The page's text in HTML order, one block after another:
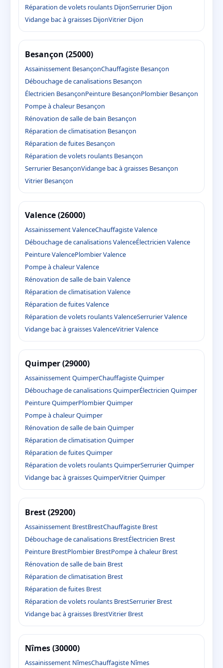
Réparation de volets roulants DijonSerrurier Dijon
Vidange bac à graisses DijonVitrier Dijon
Besançon (25000)
Assainissement BesançonChauffagiste Besançon
Débouchage de canalisations Besançon
Électricien BesançonPeinture BesançonPlombier Besançon
Pompe à chaleur Besançon
Rénovation de salle de bain Besançon
Réparation de climatisation Besançon
Réparation de fuites Besançon
Réparation de volets roulants Besançon
Serrurier BesançonVidange bac à graisses Besançon
Vitrier Besançon
Valence (26000)
Assainissement ValenceChauffagiste Valence
Débouchage de canalisations ValenceÉlectricien Valence
Peinture ValencePlombier Valence
Pompe à chaleur Valence
Rénovation de salle de bain Valence
Réparation de climatisation Valence
Réparation de fuites Valence
Réparation de volets roulants ValenceSerrurier Valence
Vidange bac à graisses ValenceVitrier Valence
Quimper (29000)
Assainissement QuimperChauffagiste Quimper
Débouchage de canalisations QuimperÉlectricien Quimper
Peinture QuimperPlombier Quimper
Pompe à chaleur Quimper
Rénovation de salle de bain Quimper
Réparation de climatisation Quimper
Réparation de fuites Quimper
Réparation de volets roulants QuimperSerrurier Quimper
Vidange bac à graisses QuimperVitrier Quimper
Brest (29200)
Assainissement BrestBrestChauffagiste Brest
Débouchage de canalisations BrestÉlectricien Brest
Peinture BrestPlombier BrestPompe à chaleur Brest
Rénovation de salle de bain Brest
Réparation de climatisation Brest
Réparation de fuites Brest
Réparation de volets roulants BrestSerrurier Brest
Vidange bac à graisses BrestVitrier Brest
Nîmes (30000)
Assainissement NîmesChauffagiste Nîmes